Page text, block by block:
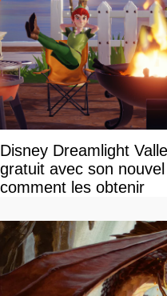
Disney Dreamlight
gratuit avec son
comment les obtenir